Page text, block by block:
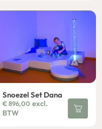
Snoezel Set Dana
€896,00 excl.
BTW